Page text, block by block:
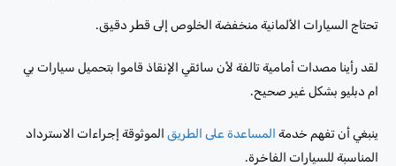
تحتاج السيارات الألمانية منخفضة الخلوص إلى قطر دقيق.
لقد رأينا مصدات أمامية تالفة لأن سائقي الإنقاذ قاموا بتحميل سيارات بي
ام دبليو بشكل غير صحيح.
ينبغي أن تفهم خدمة المساعدة على الطريق الموثوقة إجراءات الاسترداد
المناسبة للسيارات الفاخرة.